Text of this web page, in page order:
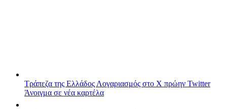
Τράπεζα της Ελλάδος Λογαριασμός στο X πρώην Twitter
Άνοιγμα σε νέα καρτέλα